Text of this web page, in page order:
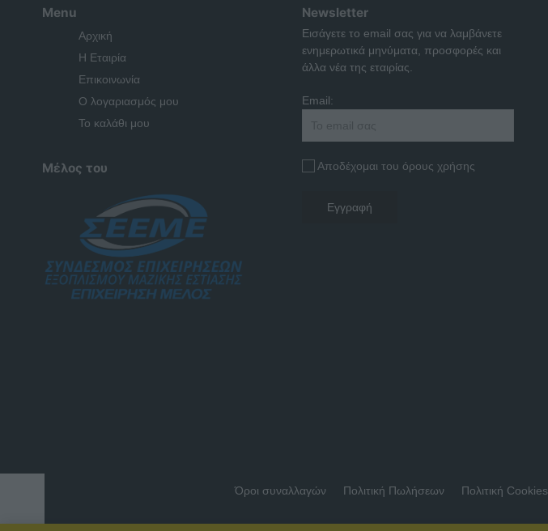
Menu
Αρχική
Η Εταιρία
Επικοινωνία
Ο λογαριασμός μου
Το καλάθι μου
Μέλος του
Newsletter
Εισάγετε το email σας για να λαμβάνετε
ενημερωτικά μηνύματα, προσφορές και
άλλα νέα της εταιρίας.
Email:
Αποδέχομαι του όρους χρήσης
Όροι συναλλαγών Πολιτική Πωλήσεων Πολιτική Cookies